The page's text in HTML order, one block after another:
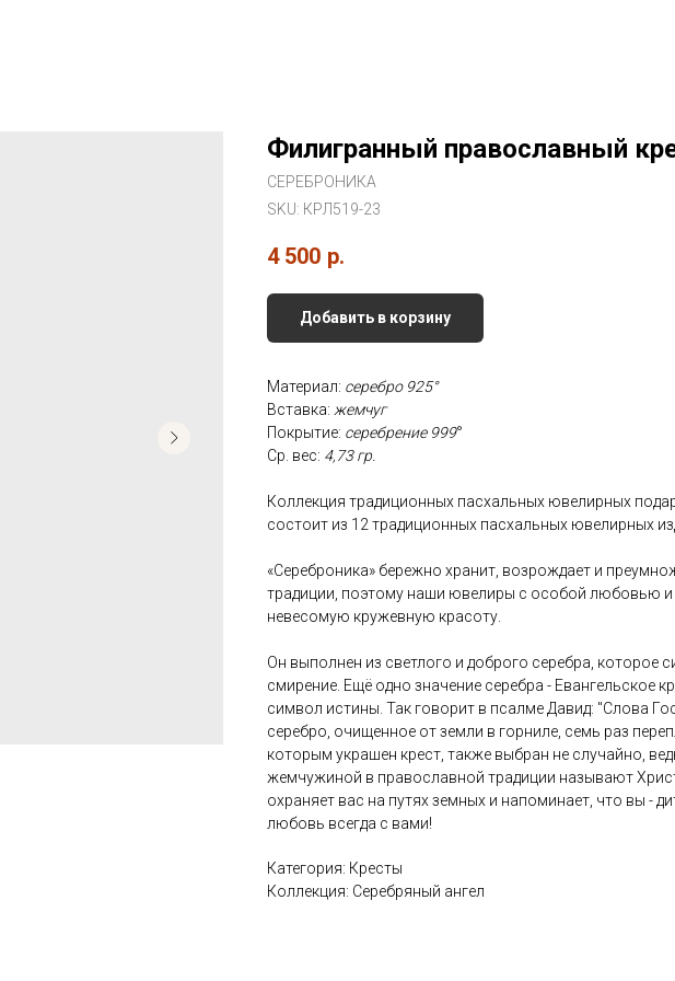
Филигранный православный
СЕРЕБРОНИКА
SKU: КРЛ519-23
4 500 р.
Добавить в корзину
Материал: серебро 925°
Вставка: жемчуг
Покрытие: серебрение 999°
Ср. вес: 4,73 гр.
Коллекция традиционных пасхальных ювелирных
состоит из 12 традиционных пасхальных ювелирных
«Сереброника» бережно хранит, возрождает и
традиции, поэтому наши ювелиры с особой любовью и
невесомую кружевную красоту.
Он выполнен из светлого и доброго серебра, которое
смирение. Ещё одно значение серебра - Евангельское
символ истины. Так говорит в псалме Давид: "Слова
серебро, очищенное от земли в горниле, семь раз
которым украшен крест, также выбран не случайно,
жемчужиной в православной традиции называют
охраняет вас на путях земных и напоминает, что вы -
любовь всегда с вами!
Категория: Кресты
Коллекция: Серебряный ангел